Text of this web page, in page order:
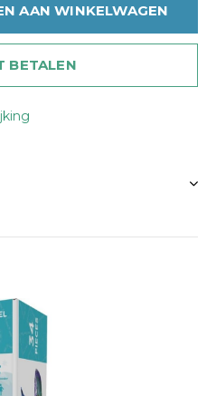
AAN WINKELWAGEN
BETALEN